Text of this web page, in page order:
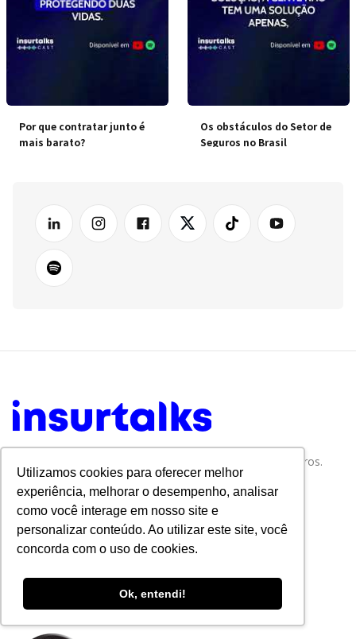
Utilizamos cookies para oferecer melhor
experiência, melhorar o desempenho, analisar
como você interage em nosso site e
personalizar conteúdo. Ao utilizar este site, você
concorda com o uso de cookies.
Ok, entendi!
Por que contratar junto é
mais barato?
Os obstáculos do Setor de
Seguros no Brasil
Tudo sobre Tecnologia e Inovação no Mercado de Seguros.